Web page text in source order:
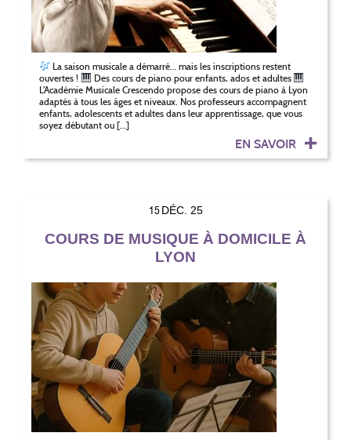
La saison musicale a démarré… mais les inscriptions restent
ouvertes !
Des cours de piano pour enfants, ados et adultes
L’Académie Musicale Crescendo propose des cours de piano à Lyon
adaptés à tous les âges et niveaux. Nos professeurs accompagnent
enfants, adolescents et adultes dans leur apprentissage, que vous
soyez débutant ou […]
EN SAVOIR
15 DÉC. 25
COURS DE MUSIQUE À DOMICILE À
LYON